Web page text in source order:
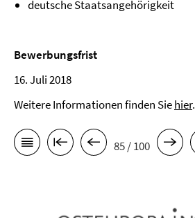
deutsche Staatsangehörigkeit
Bewerbungsfrist
16. Juli 2018
Weitere Informationen finden Siehier.
85 / 100